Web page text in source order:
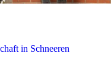
in Schneeren